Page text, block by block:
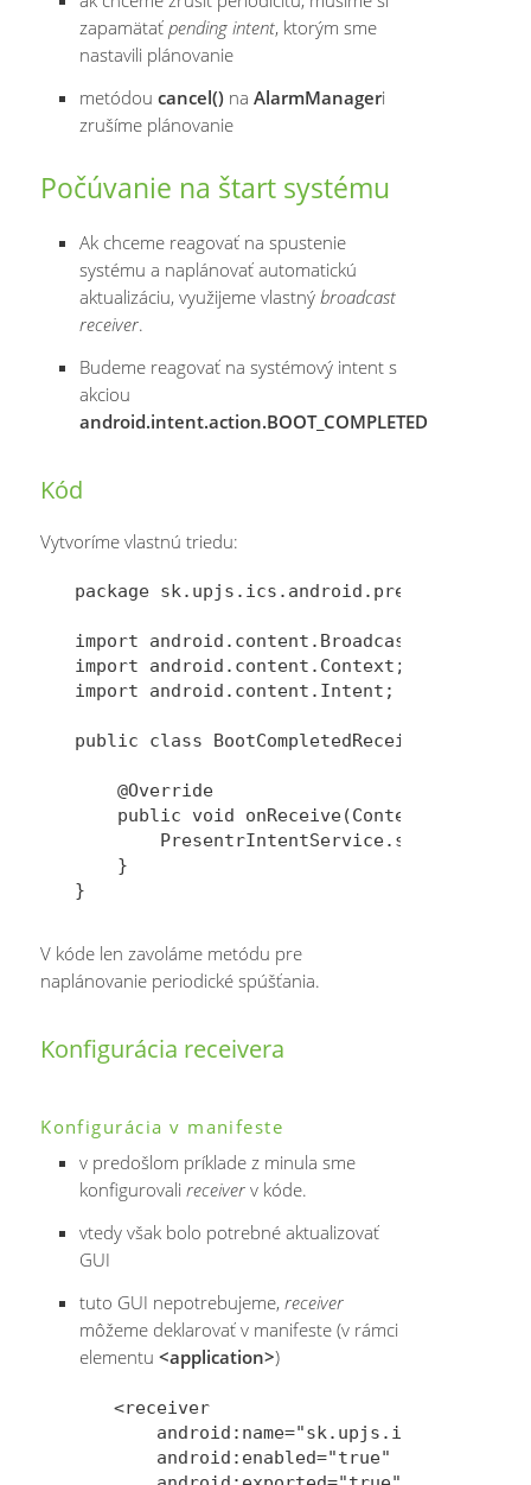
zapamätať pending intent, ktorým sme
nastavili plánovanie
metódou cancel()na AlarmManageri
zrušíme plánovanie
Počúvanie na štart systému
Ak chceme reagovať na spustenie
systému a naplánovať automatickú
aktualizáciu, využijeme vlastný broadcast
receiver.
Budeme reagovať na systémový intent s
akciou
android.intent.action.BOOT_COMPLETED
Kód
Vytvoríme vlastnú triedu:
package sk.upjs.ics.android.presentr;
import android.content.BroadcastReceiver;
import android.content.Context;
import android.content.Intent;
public class BootCompletedReceiver
    @Override
public void onReceive(Context context,
    }
V kóde len zavoláme metódu pre
naplánovanie periodické spúšťania.
Konfigurácia receivera
Konfigurácia v manifeste
v predošlom príklade z minula sme
konfigurovali receiverv kóde.
vtedy však bolo potrebné aktualizovať
GUI
tuto GUI nepotrebujeme, receiver
môžeme deklarovať v manifeste (v rámci
elementu <application>)
<receiver
    android:enabled="true"